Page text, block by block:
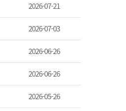
2026-07-21
2026-07-03
2026-06-26
2026-06-26
2026-05-26